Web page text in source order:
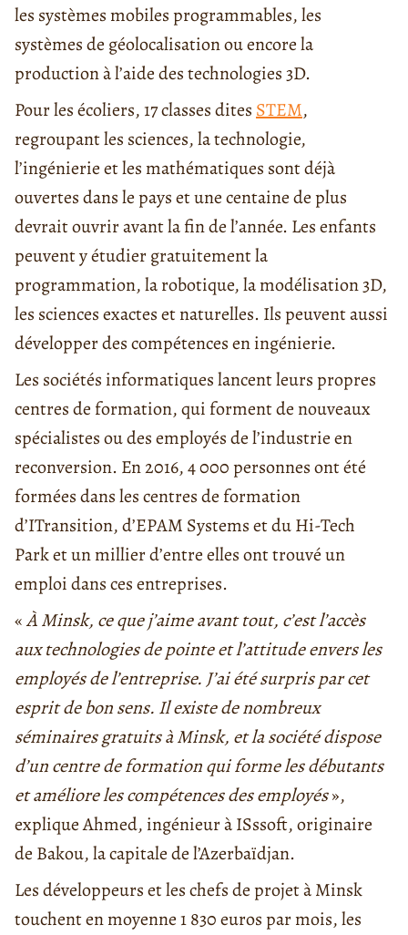
les systèmes mobiles programmables, les
systèmes de géolocalisation ou encore la
production à l’aide des technologies 3D.
Pour les écoliers, 17 classes dites STEM,
regroupant les sciences, la technologie,
l’ingénierie et les mathématiques sont déjà
ouvertes dans le pays et une centaine de plus
devrait ouvrir avant la fin de l’année. Les enfants
peuvent y étudier gratuitement la
programmation, la robotique, la modélisation 3D,
les sciences exactes et naturelles. Ils peuvent aussi
développer des compétences en ingénierie.
Les sociétés informatiques lancent leurs propres
centres de formation, qui forment de nouveaux
spécialistes ou des employés de l’industrie en
reconversion. En 2016, 4 000 personnes ont été
formées dans les centres de formation
d’ITransition, d’EPAM Systems et du Hi-Tech
Park et un millier d’entre elles ont trouvé un
emploi dans ces entreprises.
«À Minsk, ce que j’aime avant tout, c’est l’accès
aux technologies de pointe et l’attitude envers les
employés de l’entreprise. J’ai été surpris par cet
esprit de bon sens. Il existe de nombreux
séminaires gratuits à Minsk, et la société dispose
d’un centre de formation qui forme les débutants
et améliore les compétences des employés»,
explique Ahmed, ingénieur à ISssoft, originaire
de Bakou, la capitale de l’Azerbaïdjan.
Les développeurs et les chefs de projet à Minsk
touchent en moyenne 1 830 euros par mois, les